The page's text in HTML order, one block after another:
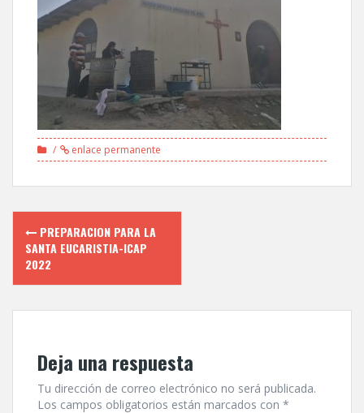
enlace permanente
Navegación
de
entradas
PREPARACION PARA LA
SANTA EUCARISTIA-ICAP
2022
Deja una respuesta
Tu dirección de correo electrónico no será publicada.
Los campos obligatorios están marcados con *